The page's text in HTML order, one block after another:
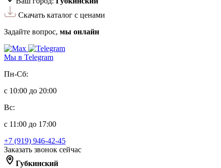
Скачать каталог с ценами
Задайте вопрос, мы онлайн
Мы в Telegram
Пн-Сб:
с 10:00 до 20:00
Вс:
с 11:00 до 17:00
+7 (919) 946-42-45
Заказать звонок сейчас
Губкинский